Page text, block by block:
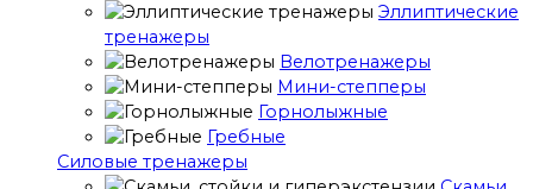
Эллиптические
тренажеры
Велотренажеры
Мини-степперы
Горнолыжные
Гребные
Cиловые тренажеры